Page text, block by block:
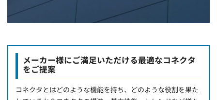
メーカー様にご満足いただける最適なコネクタ
をご提案
コネクタとはどのような機能を持ち、どのような役割を果た